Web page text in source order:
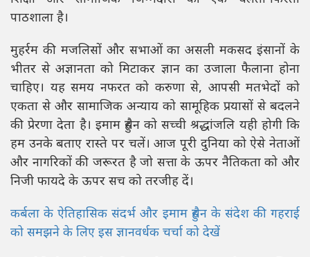
पाठशाला है।
मुहर्रम की मजलिसों और सभाओं का असली मकसद इंसानों के
भीतर से अज्ञानता को मिटाकर ज्ञान का उजाला फैलाना होना
चाहिए। यह समय नफरत को करुणा से, आपसी मतभेदों को
एकता से और सामाजिक अन्याय को सामूहिक प्रयासों से बदलने
की प्रेरणा देता है। इमाम हुसैन को सच्ची श्रद्धांजलि यही होगी कि
हम उनके बताए रास्ते पर चलें। आज पूरी दुनिया को ऐसे नेताओं
और नागरिकों की जरूरत है जो सत्ता के ऊपर नैतिकता को और
निजी फायदे के ऊपर सच को तरजीह दें।
कर्बला के ऐतिहासिक संदर्भ और इमाम हुसैन के संदेश की गहराई
को समझने के लिए इस ज्ञानवर्धक चर्चा को देखें